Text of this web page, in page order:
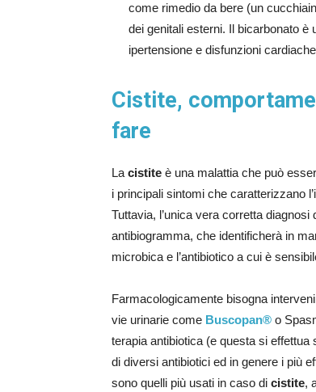
come rimedio da bere (un
dei genitali esterni. Il bicarbonato
ipertensione e disfunzioni
Cistite,
fare
La cistite è una malattia che può
i principali sintomi che caratterizzano
Tuttavia, l’unica vera corretta
antibiogramma, che identificherà in
microbica e l’antibiotico a cui è
Farmacologicamente bisogna
vie urinarie come Buscopan® o
terapia antibiotica (e questa si effettua
di diversi antibiotici ed in genere i più
sono quelli più usati in caso di cistite,